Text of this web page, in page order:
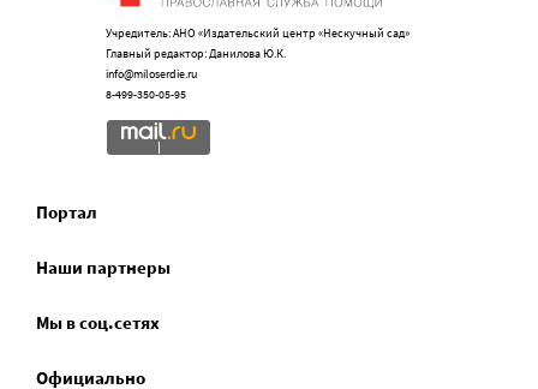
Учредитель: АНО «Издательский центр «Нескучный сад»
Главный редактор: Данилова Ю.К.
info@miloserdie.ru
8-499-350-05-95
Портал
Наши партнеры
Мы в соц.сетях
Официально